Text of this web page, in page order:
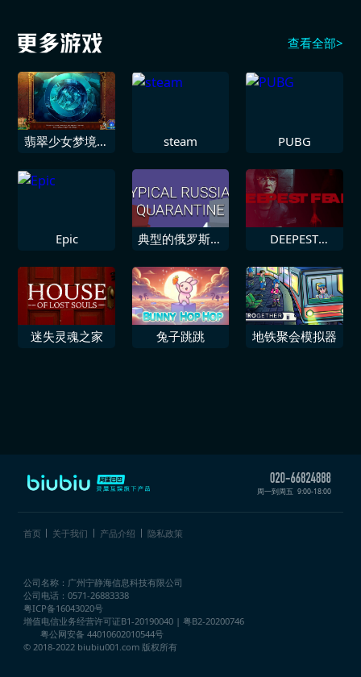
查看全部>
翡翠少女梦境交
steam PUBG
Epic
典型的俄罗斯隔
DEEPEST
恐惧
迷失灵魂之家 兔子跳跳 地铁聚会模拟器
周一到周五 9:00-18:00
首页 关于我们 产品介绍 隐私政策
公司名称：广州宁静海信息科技有限公司
公司电话：0571-26883338
粤ICP备16043020号
增值电信业务经营许可证B1-20190040 | 粤B2-20200746
粤公网安备 44010602010544号
© 2018-2022 biubiu001.com 版权所有